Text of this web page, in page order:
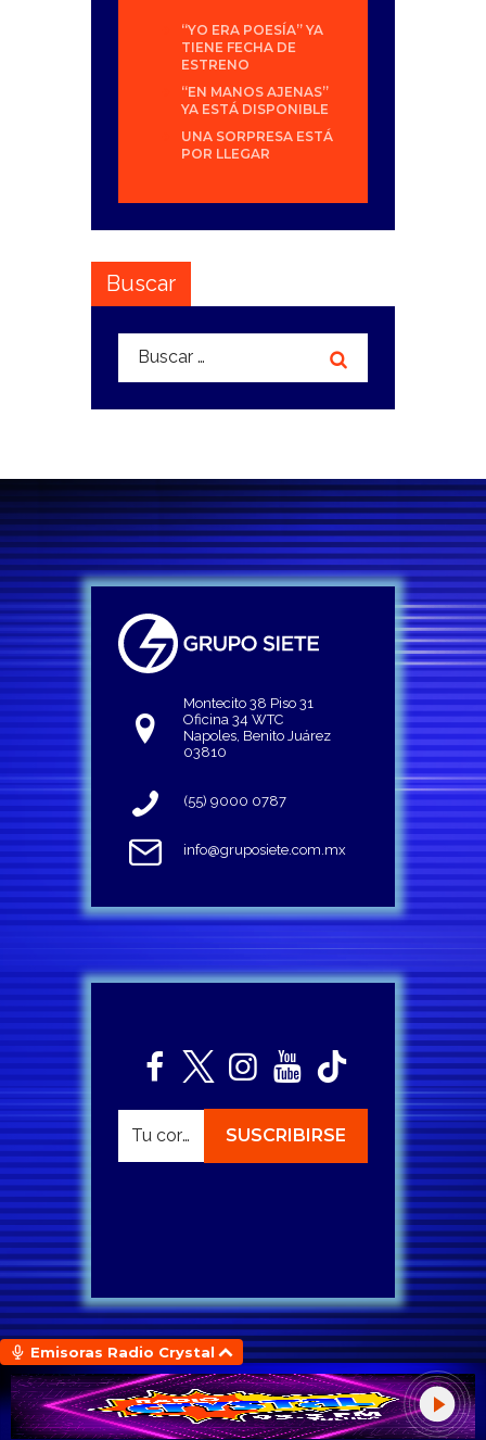
“YO ERA POESÍA” YA
TIENE FECHA DE
ESTRENO
“EN MANOS AJENAS”
YA ESTÁ DISPONIBLE
UNA SORPRESA ESTÁ
POR LLEGAR
Buscar
Buscar:
Montecito 38 Piso 31
Oficina 34 WTC
Napoles, Benito Juárez
03810
(55) 9000 0787
info@gruposiete.com.mx
Emisoras Radio Crystal